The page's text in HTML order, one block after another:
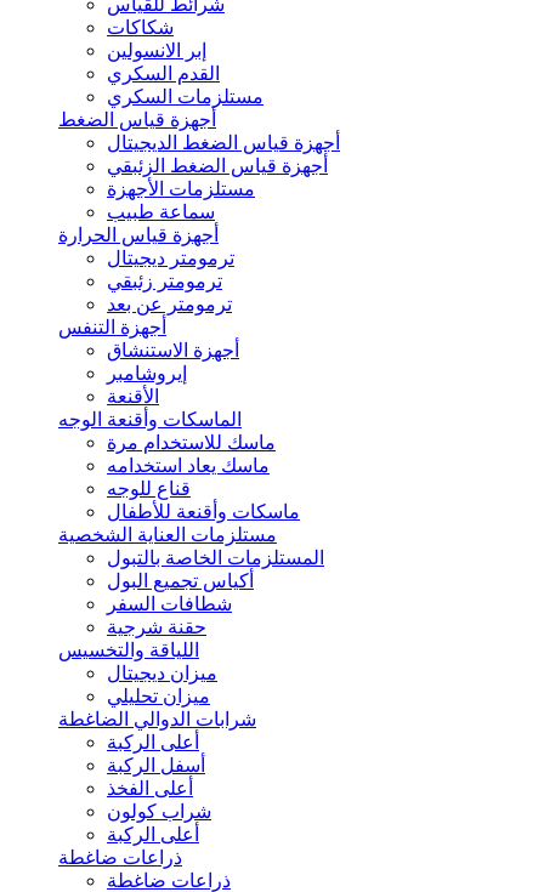
شرائط للقياس
شكاكات
إبر الانسولين
القدم السكري
مستلزمات السكري
أجهزة قياس الضغط
أجهزة قياس الضغط الديجيتال
أجهزة قياس الضغط الزئبقي
مستلزمات الأجهزة
سماعة طبيب
أجهزة قياس الحرارة
ترمومتر ديجيتال
ترمومتر زئبقي
ترمومتر عن بعد
أجهزة التنفس
أجهزة الاستنشاق
إيروشامبر
الأقنعة
الماسكات وأقنعة الوجه
ماسك للاستخدام مرة
ماسك يعاد استخدامه
قناع للوجه
ماسكات وأقنعة للأطفال
مستلزمات العناية الشخصية
المستلزمات الخاصة بالتبول
أكياس تجميع البول
شطافات السفر
حقنة شرجية
اللياقة والتخسيس
ميزان ديجيتال
ميزان تحليلي
شرابات الدوالي الضاغطة
أعلى الركبة
أسفل الركبة
أعلى الفخذ
شراب كولون
أعلى الركبة
ذراعات ضاغطة
ذراعات ضاغطة